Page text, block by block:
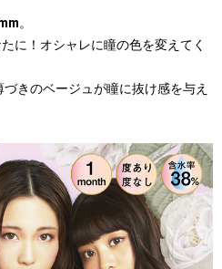
。
に！オシャレに瞳の色を変えてく
づきのベージュが瞳に抜け感を与え